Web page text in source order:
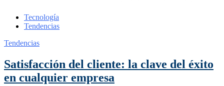
Tecnología
Tendencias
Tendencias
Satisfacción del cliente: la clave del éxito
en cualquier empresa